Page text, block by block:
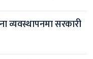
व्यवस्थापनमा सरकारी